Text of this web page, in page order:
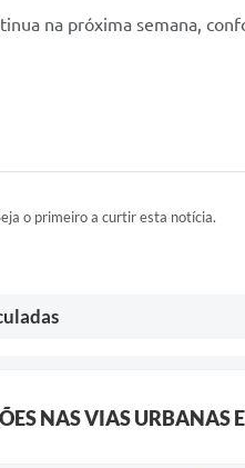
na próxima semana,
o primeiro a curtir esta notícia.
NAS VIAS URBANAS